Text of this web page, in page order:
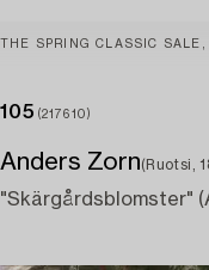
THE SPRING CLASSIC SALE,
105 (217610)
Anders Zorn(Ruotsi,
"Skärgårdsblomster"